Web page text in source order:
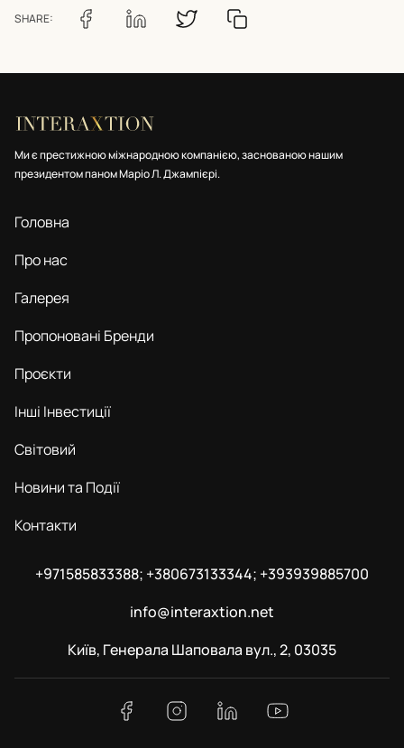
SHARE:
Ми є престижною міжнародною компанією, заснованою нашим
президентом паном Маріо Л. Джампієрі.
Головна
Про нас
Галерея
Пропоновані Бренди
Проєкти
Інші Інвестиції
Світовий
Новини та Події
Контакти
+971585833388; +380673133344; +393939885700
info@interaxtion.net
Київ, Генерала Шаповала вул., 2, 03035